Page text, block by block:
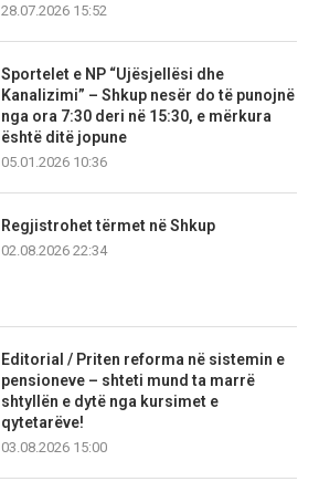
28.07.2026 15:52
Sportelet e NP “Ujësjellësi dhe
Kanalizimi” – Shkup nesër do të punojnë
nga ora 7:30 deri në 15:30, e mërkura
është ditë jopune
05.01.2026 10:36
Regjistrohet tërmet në Shkup
02.08.2026 22:34
Editorial / Priten reforma në sistemin e
pensioneve – shteti mund ta marrë
shtyllën e dytë nga kursimet e
qytetarëve!
03.08.2026 15:00